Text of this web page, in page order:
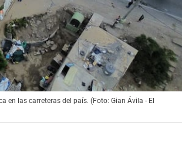
las carreteras del país. (Foto: Gian Ávila - El